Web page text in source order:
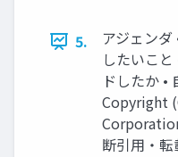
5.
アジェンダ
したいこ
ドしたか •
Copyright
断引用・転